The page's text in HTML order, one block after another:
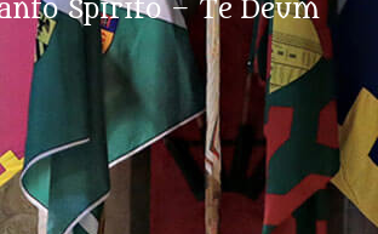
Spirito – Te Deum